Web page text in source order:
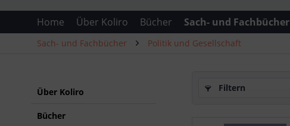
Home Über Koliro Bücher Sach- und Fachbücher
Sach- und Fachbücher Politik und Gesellschaft
Über Koliro
Bücher
Filtern